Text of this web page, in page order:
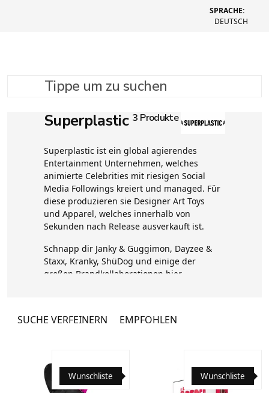
SPRACHE:
DEUTSCH
Tippe um zu suchen
Superplastic 3 Produkte
Superplastic ist ein global agierendes
Entertainment Unternehmen, welches
animierte Celebrities mit riesigen Social
Media Followings kreiert und managed. Für
diese produzieren sie Designer Art Toys
und Apparel, welches innerhalb von
Sekunden nach Release ausverkauft ist.
Schnapp dir Janky & Guggimon, Dayzee &
Staxx, Kranky, ShüDog und einige der
großen Brandkollaborationen hier.
SUCHE VERFEINERN EMPFOHLEN
Wunschliste Wunschliste